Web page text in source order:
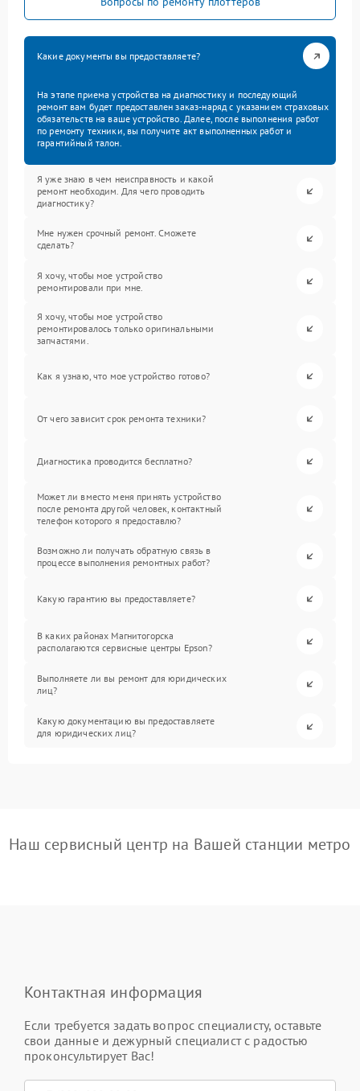
Какие документы вы предоставляете?
На этапе приема устройства на диагностику и последующий
ремонт вам будет предоставлен заказ-наряд с указанием страховых
обязательств на ваше устройство. Далее, после выполнения работ
по ремонту техники, вы получите акт выполненных работ и
гарантийный талон.
Я уже знаю в чем неисправность и какой
ремонт необходим. Для чего проводить
диагностику?
Мне нужен срочный ремонт. Сможете
сделать?
Я хочу, чтобы мое устройство
ремонтировали при мне.
Я хочу, чтобы мое устройство
ремонтировалось только оригинальными
запчастями.
Как я узнаю, что мое устройство готово?
От чего зависит срок ремонта техники?
Диагностика проводится бесплатно?
Может ли вместо меня принять устройство
после ремонта другой человек, контактный
телефон которого я предоставлю?
Возможно ли получать обратную связь в
процессе выполнения ремонтных работ?
Какую гарантию вы предоставляете?
В каких районах Магнитогорска
располагаются сервисные центры Epson?
Выполняете ли вы ремонт для юридических
лиц?
Какую документацию вы предоставляете
для юридических лиц?
Наш сервисный центр на Вашей станции метро
Контактная информация
Если требуется задать вопрос специалисту, оставьте
свои данные и дежурный специалист с радостью
проконсультирует Вас!